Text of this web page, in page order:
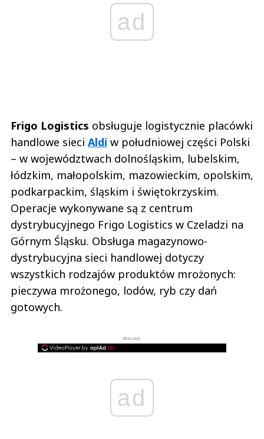
ad
Frigo Logistics obsługuje logistycznie placówki
handlowe sieci Aldi w południowej części Polski
– w województwach dolnośląskim, lubelskim,
łódzkim, małopolskim, mazowieckim, opolskim,
podkarpackim, śląskim i świętokrzyskim.
Operacje wykonywane są z centrum
dystrybucyjnego Frigo Logistics w Czeladzi na
Górnym Śląsku. Obsługa magazynowo-
dystrybucyjna sieci handlowej dotyczy
wszystkich rodzajów produktów mrożonych:
pieczywa mrożonego, lodów, ryb czy dań
gotowych.
REKLAMA
ad